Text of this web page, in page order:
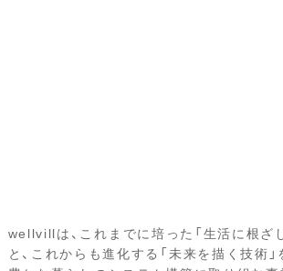
wellvillは、これまでに培った「生活に根ざ
と、これからも進化する「未来を描く技術」